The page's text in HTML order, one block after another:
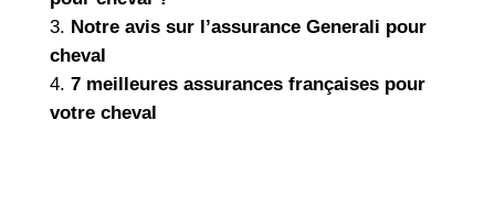
Notre avis sur l’assurance Generali pour
cheval
7 meilleures assurances françaises pour
votre cheval